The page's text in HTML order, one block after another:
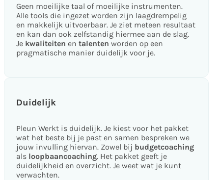
Geen moeilijke taal of moeilijke instrumenten.
Alle tools die ingezet worden zijn laagdrempelig
en makkelijk uitvoerbaar. Je ziet meteen resultaat
en kan dan ook zelfstandig hiermee aan de slag.
Je kwaliteiten en talenten worden op een
pragmatische manier duidelijk voor je.
Duidelijk
Pleun Werkt is duidelijk. Je kiest voor het pakket
wat het beste bij je past en samen bespreken we
jouw invulling hiervan. Zowel bij budgetcoaching
als loopbaancoaching. Het pakket geeft je
duidelijkheid en overzicht. Je weet wat je kunt
verwachten.